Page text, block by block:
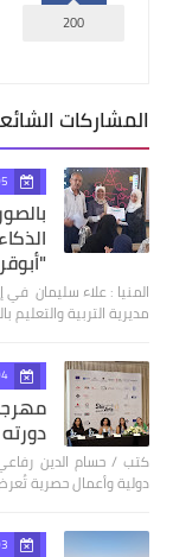
200
المشاركات
05
المنيا : علاء سليمان في
مديرية التربية والتعليم
04
كتب / حسام الدين
دولية وأعمال حصرية
03